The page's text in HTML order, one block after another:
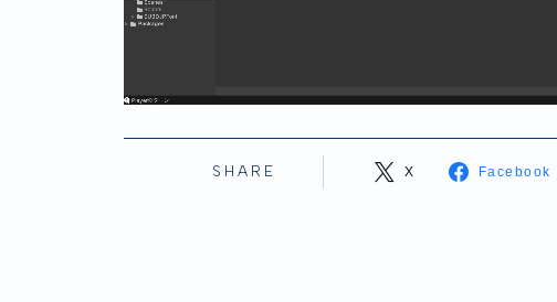
SHARE X Facebook